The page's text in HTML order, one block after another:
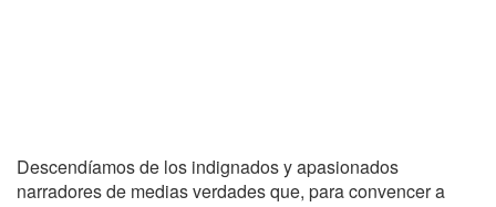
Descendíamos de los indignados y apasionados
narradores de medias verdades que, para convencer a